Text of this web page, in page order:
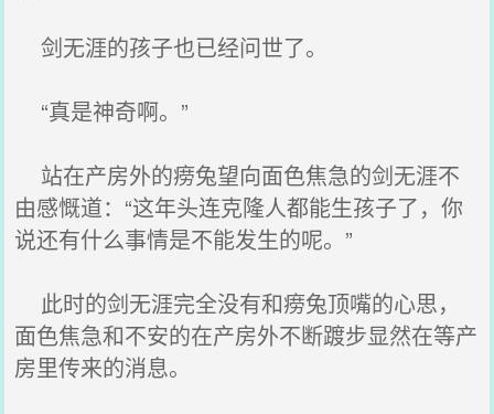
剑无涯的孩子也已经问世了。
“真是神奇啊。”
站在产房外的痨兔望向面色焦急的剑无涯不
由感慨道：“这年头连克隆人都能生孩子了，你
说还有什么事情是不能发生的呢。”
此时的剑无涯完全没有和痨兔顶嘴的心思，
面色焦急和不安的在产房外不断踱步显然在等产
房里传来的消息。